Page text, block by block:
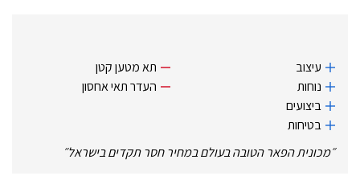
עיצוב
נוחות
ביצועים
בטיחות
תא מטען קטן
העדר תאי אחסון
״מכונית הפאר הטובה בעולם במחיר חסר תקדים בישראל״